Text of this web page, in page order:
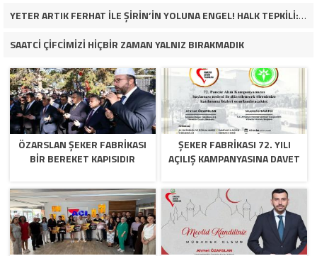
YETER ARTIK FERHAT İLE ŞİRİN’İN YOLUNA ENGEL! HALK TEPKİLİ: “YOLU KAPATMAK ÇÖZÜM DEĞİL, GÖREVİNİ YAP!”
SAATCİ ÇİFCİMİZİ HİÇBİR ZAMAN YALNIZ BIRAKMADIK
ÖZARSLAN ŞEKER FABRİKASI
BİR BEREKET KAPISIDIR
ŞEKER FABRİKASI 72. YILI
AÇILIŞ KAMPANYASINA DAVET